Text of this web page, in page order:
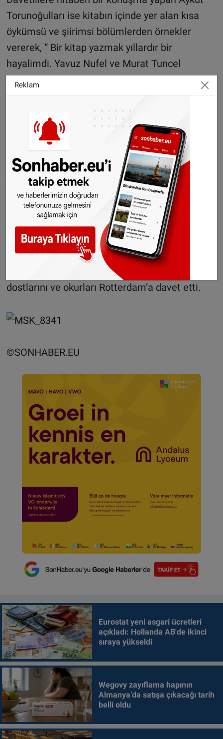
Torunoğulları ise kitabın içinde yer alan kısa
öykümsü ve şiirimsi bölümlerden örnekler
vererek, “ Bir kitap yazmak yıllardır bir
hayalimdi. Yavuz Nufel ve Murat Tuncel
ağabeylerimin destek ve teşvikleri ile bu
hayalim gerçek oldu. Kendilerine huzurunuzda
teşekkür ediyorum. Bu bambaşka bir duygu
imiş. İnsanın çocuğu gibi bir şey. Bu çocuğu
seveceğinizi umut ediyorum” dedi.
Konuşmaların ardından davetlilerin sadece
kendileri için değil yakınları ve sevdikleri içinde
kitap imzalatmaları Karmakarışık’a olan ilginin
göstergesi niteliğindeydi.
7 Nisan Tarihin’de de Rotterdam’da bir imza
günü olacağını belirten Aykut Torunoğulları,
dostlarını ve okurları Rotterdam’a davet etti.
©SONHABER.EU
Eurostat yeni asgari ücretleri
açıkladı: Hollanda AB'de ikinci
sıraya yükseldi
Wegovy zayıflama hapının
Almanya’da satışa çıkacağı tarih
belli oldu
Reklam